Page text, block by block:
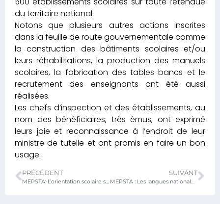
du territoire national.
Notons que plusieurs autres actions inscrites
dans la feuille de route gouvernementale comme
la construction des bâtiments scolaires et/ou
leurs réhabilitations, la production des manuels
scolaires, la fabrication des tables bancs et le
recrutement des enseignants ont été aussi
réalisées.
Les chefs d’inspection et des établissements, au
nom des bénéficiaires, très émus, ont exprimé
leurs joie et reconnaissance à l’endroit de leur
ministre de tutelle et ont promis en faire un bon
usage.
PRÉCÉDENT SUIVANT